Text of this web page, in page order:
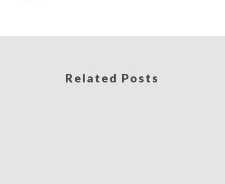
Related Posts